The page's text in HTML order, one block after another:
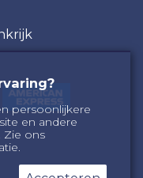
persoonlijkere
en andere
Zie ons